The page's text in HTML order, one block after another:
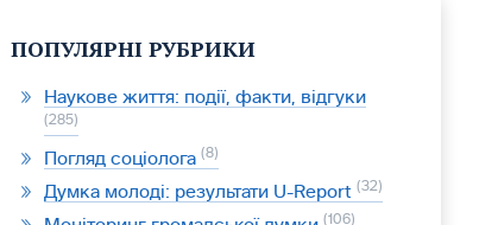
ПОПУЛЯРНІ РУБРИКИ
Наукове життя: події, факти, відгуки
285
Погляд соціолога 8
Думка молоді: результати U-Report 32
106